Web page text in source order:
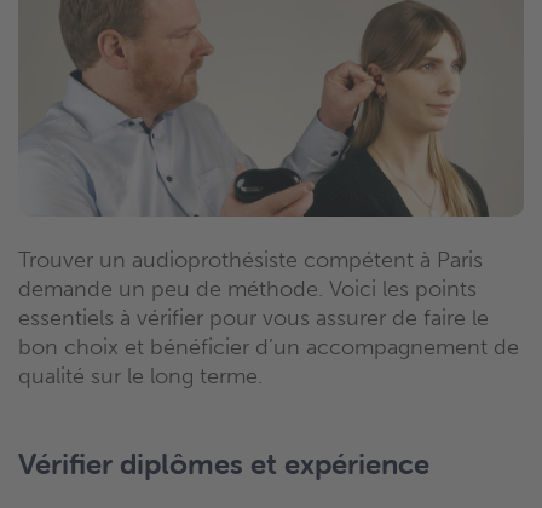
Trouver un audioprothésiste compétent à Paris
demande un peu de méthode. Voici les points
essentiels à vérifier pour vous assurer de faire le
bon choix et bénéficier d’un accompagnement de
qualité sur le long terme.
Vérifier diplômes et expérience